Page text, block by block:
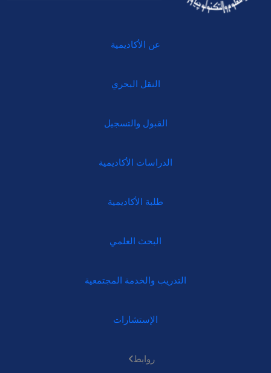
عن الأكاديمية
النقل البحري
القبول والتسجيل
الدراسات الأكاديمية
طلبة الأكاديمية
البحث العلمي
التدريب والخدمة المجتمعية
الإستشارات
روابط